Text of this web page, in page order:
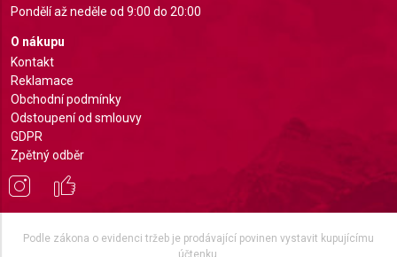
Pondělí až neděle od 9:00 do 20:00
O nákupu
Kontakt
Reklamace
Obchodní podmínky
Odstoupení od smlouvy
GDPR
Zpětný odběr
Podle zákona o evidenci tržeb je prodávající povinen vystavit kupujícímu
účtenku.
Functional
Advertising